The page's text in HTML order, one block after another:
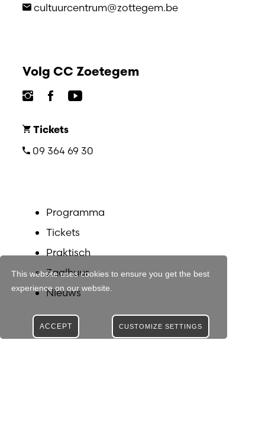
This website uses cookies to ensure you get the best
experience on our website.
CUSTOMIZE SETTINGS
ACCEPT
cultuurcentrum@zottegem.be
Volg CC Zoetegem
Tickets
09 364 69 30
Programma
Tickets
Praktisch
Zaalhuur
Nieuws